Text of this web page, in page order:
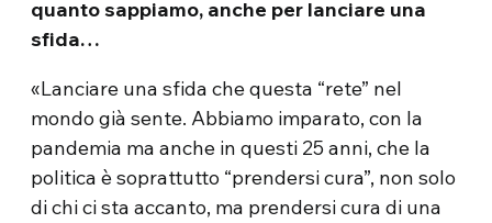
quanto sappiamo, anche per lanciare una
sfida…
«Lanciare una sfida che questa “rete” nel
mondo già sente. Abbiamo imparato, con la
pandemia ma anche in questi 25 anni, che la
politica è soprattutto “prendersi cura”, non solo
di chi ci sta accanto, ma prendersi cura di una